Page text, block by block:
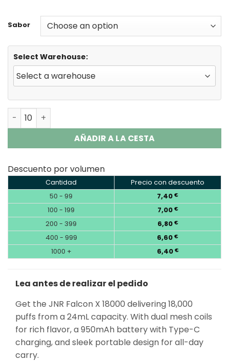
Sabor
Select Warehouse:
JNR Falcon X 18000 Puffs Disposable Vape Wholesale
AÑADIR A LA CESTA
Descuento por volumen
Cantidad
Precio con descuento
50 - 99
7,40 €
100 - 199 7,00 €
200 - 399 6,80 €
400 - 999 6,60 €
1000 + 6,40 €
Lea antes de realizar el pedido
Get the JNR Falcon X 18000 delivering 18,000
puffs from a 24mL capacity. With dual mesh coils
for rich flavor, a 950mAh battery with Type-C
charging, and sleek portable design for all-day
carry.